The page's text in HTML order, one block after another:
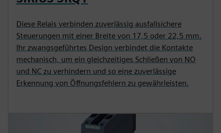
Diese Relais verbinden zuverlässig ausfallsichere
Steuerungen mit einer Breite von 17,5 oder 22,5 mm.
Ihr zwangsgeführtes Design verbindet die Kontakte
mechanisch, um ein gleichzeitiges Schließen von NO
und NC zu verhindern und so eine zuverlässige
Erkennung von Öffnungsfehlern zu gewährleisten.